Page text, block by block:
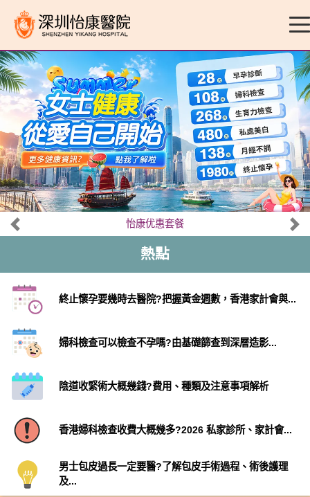
怡康优惠套餐
熱點
終止懷孕要幾時去醫院?把握黃金週數，香港家計會與...
婦科檢查可以檢查不孕嗎?由基礎篩查到深層造影...
陰道收緊術大概幾錢?費用、種類及注意事項解析
香港婦科檢查收費大概幾多?2026 私家診所、家計會...
男士包皮過長一定要醫?了解包皮手術過程、術後護理
及...